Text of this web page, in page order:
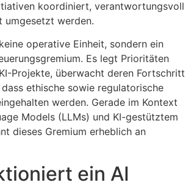
koordiniert, verantwortungsvoll
umgesetzt werden.
operative Einheit, sondern ein
Es legt Prioritäten
Projekte, überwacht deren Fortschritt
ethische sowie regulatorische
werden. Gerade im Kontext
Models (LLMs) und KI-gestütztem
dieses Gremium erheblich an
ein AI